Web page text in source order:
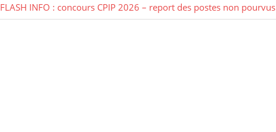
FLASH INFO : concours CPIP 2026 – report des postes non pourvus